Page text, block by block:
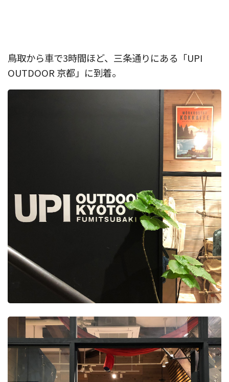
鳥取から車で3時間ほど、三条通りにある「UPI
OUTDOOR 京都」に到着。